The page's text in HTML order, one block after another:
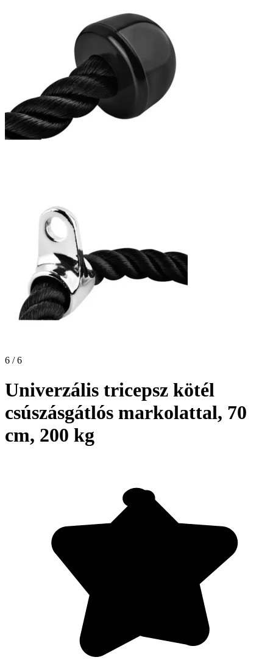
6 / 6
Univerzális tricepsz kötél
csúszásgátlós markolattal, 70
cm, 200 kg